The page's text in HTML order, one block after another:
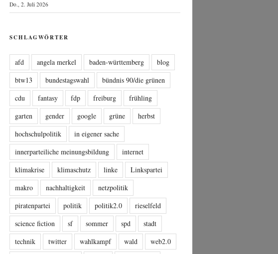
Do., 2. Juli 2026
SCHLAGWÖRTER
afd angela merkel baden-württemberg
blog
btw13
bundestagswahl
bündnis 90/die grünen
cdu
fantasy fdp freiburg
frühling
garten
gender google grüne
herbst
hochschulpolitik
in eigener sache
innerparteiliche meinungsbildung
internet
klimakrise
klimaschutz linke
Linkspartei
makro
nachhaltigkeit
netzpolitik
piratenpartei
politik politik2.0
rieselfeld
science fiction
sf sommer spd
stadt
technik
twitter wahlkampf wald
web2.0